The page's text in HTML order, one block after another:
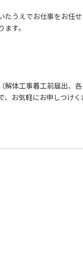
うえでお仕事をお任
す。
体工事着工前届出、
お気軽にお申しつけく